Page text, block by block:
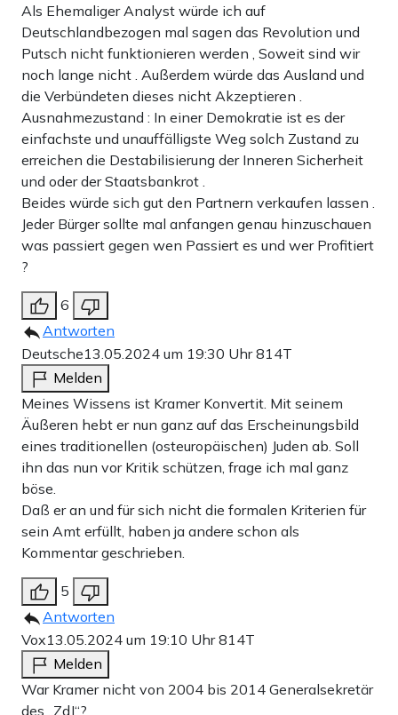
Als Ehemaliger Analyst würde ich auf
Deutschlandbezogen mal sagen das Revolution und
Putsch nicht funktionieren werden , Soweit sind wir
noch lange nicht . Außerdem würde das Ausland und
die Verbündeten dieses nicht Akzeptieren .
Ausnahmezustand : In einer Demokratie ist es der
einfachste und unauffälligste Weg solch Zustand zu
erreichen die Destabilisierung der Inneren Sicherheit
und oder der Staatsbankrot .
Beides würde sich gut den Partnern verkaufen lassen .
Jeder Bürger sollte mal anfangen genau hinzuschauen
was passiert gegen wen Passiert es und wer Profitiert
?
6
Antworten
Deutsche13.05.2024 um 19:30 Uhr814T
Melden
Meines Wissens ist Kramer Konvertit. Mit seinem
Äußeren hebt er nun ganz auf das Erscheinungsbild
eines traditionellen (osteuropäischen) Juden ab. Soll
ihn das nun vor Kritik schützen, frage ich mal ganz
böse.
Daß er an und für sich nicht die formalen Kriterien für
sein Amt erfüllt, haben ja andere schon als
Kommentar geschrieben.
5
Antworten
Vox13.05.2024 um 19:10 Uhr814T
Melden
War Kramer nicht von 2004 bis 2014 Generalsekretär
des „ZdJ“?